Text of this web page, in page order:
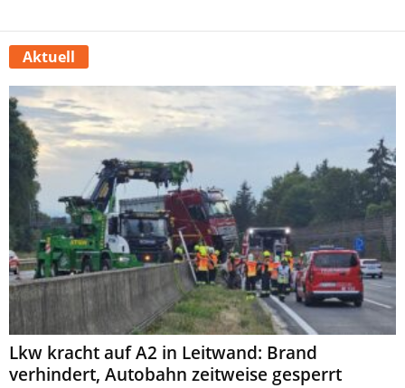
Aktuell
Lkw kracht auf A2 in Leitwand: Brand
verhindert, Autobahn zeitweise gesperrt